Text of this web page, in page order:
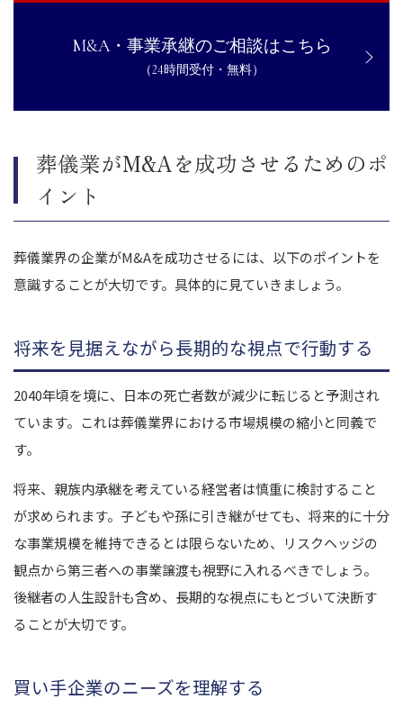
M&A・事業承継のご相談はこちら
（24時間受付・無料）
葬儀業がM&Aを成功させるためのポ
イント
葬儀業界の企業がM&Aを成功させるには、以下のポイントを
意識することが大切です。具体的に見ていきましょう。
将来を見据えながら長期的な視点で行動する
2040年頃を境に、日本の死亡者数が減少に転じると予測され
ています。これは葬儀業界における市場規模の縮小と同義で
す。
将来、親族内承継を考えている経営者は慎重に検討すること
が求められます。子どもや孫に引き継がせても、将来的に十分
な事業規模を維持できるとは限らないため、リスクヘッジの
観点から第三者への事業譲渡も視野に入れるべきでしょう。
後継者の人生設計も含め、長期的な視点にもとづいて決断す
ることが大切です。
買い手企業のニーズを理解する